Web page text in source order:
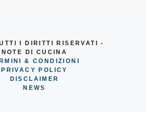
I DIRITTI RISERVATI -
NOTE DI CUCINA
& CONDIZIONI
PRIVACY POLICY
DISCLAIMER
NEWS